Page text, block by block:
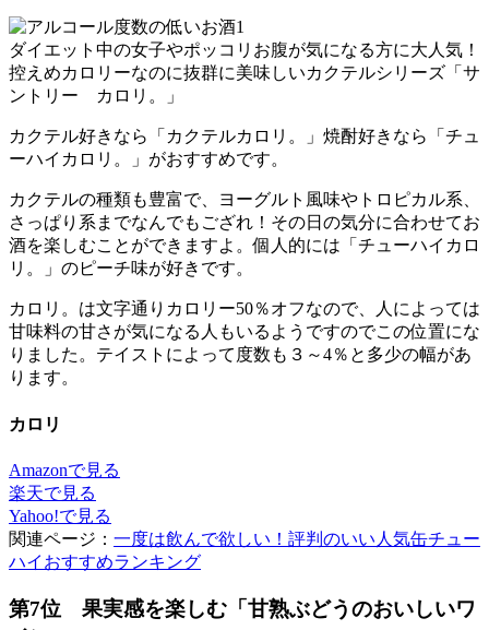
ダイエット中の女子やポッコリお腹が気になる方に大人気！
控えめカロリーなのに抜群に美味しいカクテルシリーズ「サ
ントリー カロリ。」
カクテル好きなら「カクテルカロリ。」焼酎好きなら「チュ
ーハイカロリ。」がおすすめです。
カクテルの種類も豊富で、ヨーグルト風味やトロピカル系、
さっぱり系までなんでもござれ！その日の気分に合わせてお
酒を楽しむことができますよ。個人的には「チューハイカロ
リ。」のピーチ味が好きです。
カロリ。は文字通りカロリー50％オフなので、人によっては
甘味料の甘さが気になる人もいるようですのでこの位置にな
りました。テイストによって度数も３～4％と多少の幅があ
ります。
カロリ
Amazonで見る
楽天で見る
Yahoo!で見る
関連ページ： 一度は飲んで欲しい！評判のいい人気缶チュー
ハイおすすめランキング
第7位 果実感を楽しむ「甘熟ぶどうのおいしいワ